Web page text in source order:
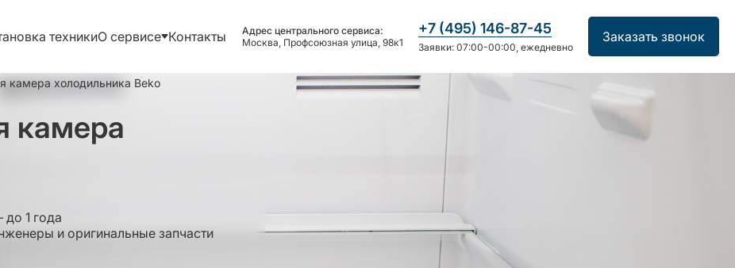
техникиО сервисе Контакты
Адрес центрального сервиса:
Москва, Профсоюзная улица, 98к1
+7 (495) 146-87-45
Заявки: 07:00-00:00, ежедневно
Заказать звонок
камера холодильника Beko
камера
до 1 года
и оригинальные запчасти